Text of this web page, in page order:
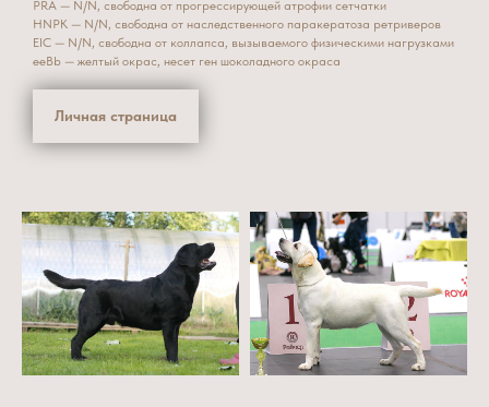
PRA — N/N, свободна от прогрессирующей атрофии сетчатки
HNPK — N/N, свободна от наследственного паракератоза ретриверов
EIC — N/N, свободна от коллапса, вызываемого физическими нагрузками
eeBb — желтый окрас, несет ген шоколадного окраса
Личная страница